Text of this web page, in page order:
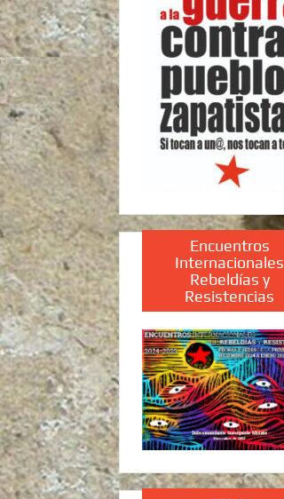
Encuentros
Internacionales
Rebeldías y
Resistencias